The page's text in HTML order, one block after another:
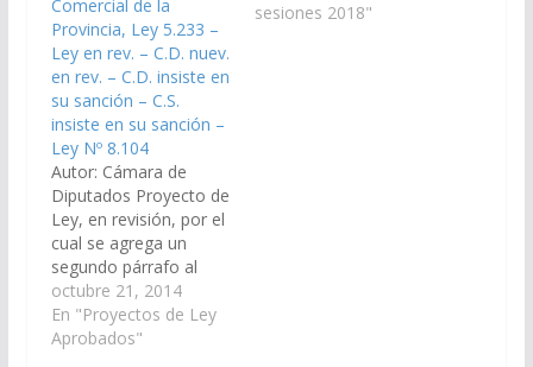
Comercial de la
Provincia, Ley 5.233 –
Ley en rev. – C.D. nuev.
en rev. – C.D. insiste en
su sanción – C.S.
insiste en su sanción –
Ley Nº 8.104
Autor: Cámara de
Diputados Proyecto de
Ley, en revisión, por el
cual se agrega un
segundo párrafo al
artículo 204 del Código
Procesal, Civil y
Comercial de la
octubre 21, 2014
En "Proyectos de Ley
Aprobados"
sesiones 2018"